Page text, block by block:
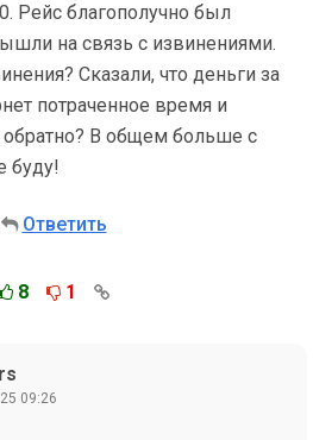
Рейс благополучно был
на связь с извинениями.
Сказали, что деньги за
потраченное время и
обратно? В общем больше с
буду!
Ответить
8 1
09:26